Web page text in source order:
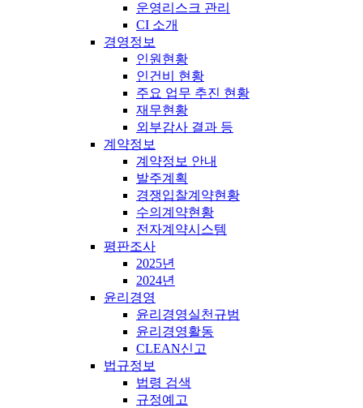
운영리스크 관리
CI 소개
경영정보
인원현황
인건비 현황
주요 업무 추진 현황
재무현황
외부감사 결과 등
계약정보
계약정보 안내
발주계획
경쟁입찰계약현황
수의계약현황
전자계약시스템
평판조사
2025년
2024년
윤리경영
윤리경영실천규범
윤리경영활동
CLEAN신고
법규정보
법령 검색
규정예고